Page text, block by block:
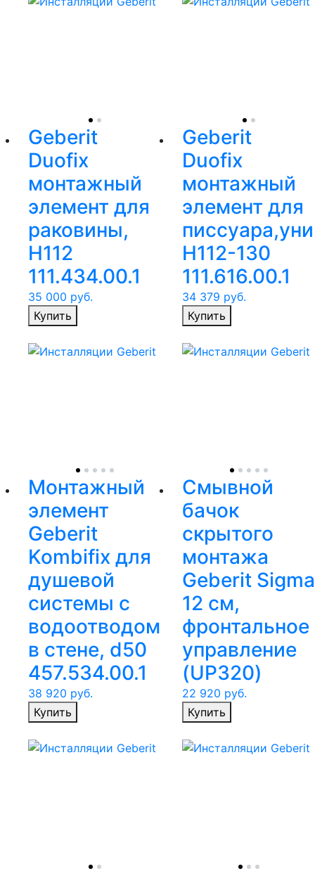
Geberit
Duofix
монтажный
элемент для
раковины,
Н112
111.434.00.1
35 000 руб.
Купить
Geberit
Duofix
монтажный
элемент для
Н112-130
111.616.00.1
34 379 руб.
Купить
Монтажный
элемент
Geberit
Kombifix для
душевой
системы с
водоотводом
в стене, d50
457.534.00.1
38 920 руб.
Купить
Смывной
бачок
скрытого
монтажа
Geberit Sigma
12 см,
фронтальное
управление
(UP320)
22 920 руб.
Купить